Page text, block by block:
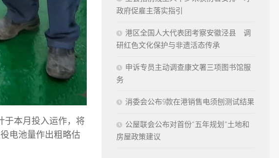
于本月投入运作，将
电池量作出粗略估
政府促雇主落实指引
港区全国人大代表团考察安徽泾县 调
研红色文化保护与非遗活态传承
申诉专员主动调查康文署三项图书馆服
务
消委会公布9款在港销售电须刨测试结果
公屋联会公布对首份“五年规划”土地和
房屋政策建议